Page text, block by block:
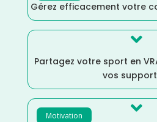
Gérez efficacement votre

Partagez votre sport en
vos
Motivation 